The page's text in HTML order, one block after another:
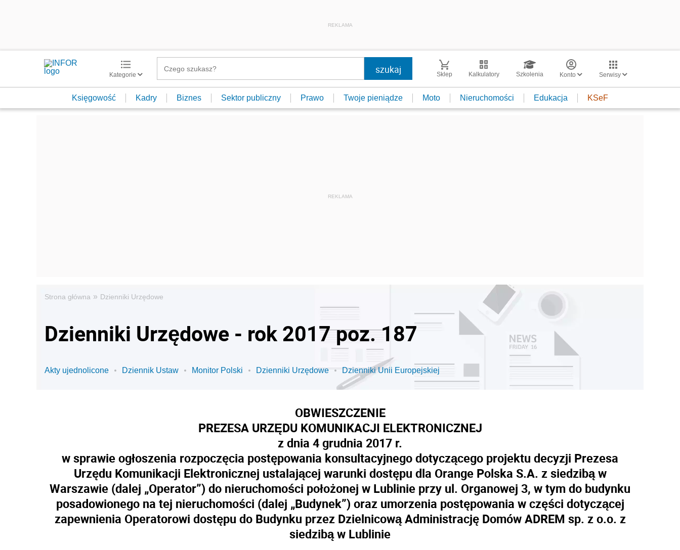
REKLAMA
Kategorie Sklep Kalkulatory Szkolenia Konto Serwisy
Księgowość Kadry Biznes Sektor publiczny Prawo Twoje pieniądze Moto Nieruchomości Edukacja KSeF
Strona główna » Dzienniki Urzędowe
Dzienniki Urzędowe - rok 2017 poz. 187
Akty ujednolicone Dziennik Ustaw Monitor Polski Dzienniki Urzędowe Dzienniki Unii Europejskiej
OBWIESZCZENIE
PREZESA URZĘDU KOMUNIKACJI ELEKTRONICZNEJ
z dnia 4 grudnia 2017 r.
w sprawie ogłoszenia rozpoczęcia postępowania konsultacyjnego dotyczącego projektu decyzji Prezesa
Urzędu Komunikacji Elektronicznej ustalającej warunki dostępu dla Orange Polska S.A. z siedzibą w
Warszawie (dalej „Operator”) do nieruchomości położonej w Lublinie przy ul. Organowej 3, w tym do budynku
posadowionego na tej nieruchomości (dalej „Budynek”) oraz umorzenia postępowania w części dotyczącej
zapewnienia Operatorowi dostępu do Budynku przez Dzielnicową Administrację Domów ADREM sp. z o.o. z
siedzibą w Lublinie